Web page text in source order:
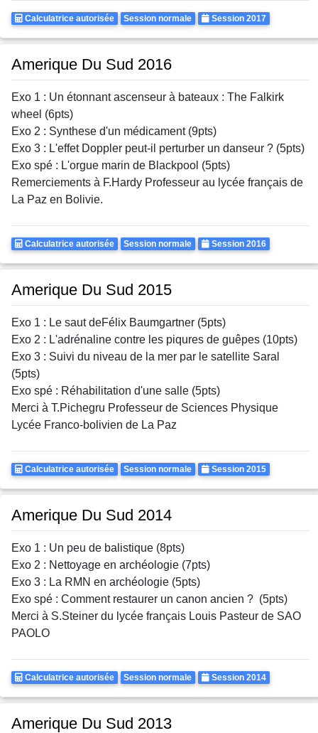
Calculatrice
Calculatrice autorisée Rattrapages
Session normale Annee
Session 2017
Amerique Du Sud 2016
Exo 1 : Un étonnant ascenseur à bateaux : The Falkirk
wheel (6pts)
Exo 2 : Synthese d'un médicament (9pts)
Exo 3 : L'effet Doppler peut-il perturber un danseur ? (5pts)
Exo spé : L'orgue marin de Blackpool (5pts)
Remerciements à F.Hardy Professeur au lycée français de
La Paz en Bolivie.
Calculatrice
Calculatrice autorisée Rattrapages
Session normale Annee
Session 2016
Amerique Du Sud 2015
Exo 1 : Le saut deFélix Baumgartner (5pts)
Exo 2 : L'adrénaline contre les piqures de guêpes (10pts)
Exo 3 : Suivi du niveau de la mer par le satellite Saral
(5pts)
Exo spé : Réhabilitation d'une salle (5pts)
Merci à T.Pichegru Professeur de Sciences Physique
Lycée Franco-bolivien de La Paz
Calculatrice
Calculatrice autorisée Rattrapages
Session normale Annee
Session 2015
Amerique Du Sud 2014
Exo 1 : Un peu de balistique (8pts)
Exo 2 : Nettoyage en archéologie (7pts)
Exo 3 : La RMN en archéologie (5pts)
Exo spé : Comment restaurer un canon ancien ? (5pts)
Merci à S.Steiner du lycée français Louis Pasteur de SAO
PAOLO
Calculatrice
Calculatrice autorisée Rattrapages
Session normale Annee
Session 2014
Amerique Du Sud 2013